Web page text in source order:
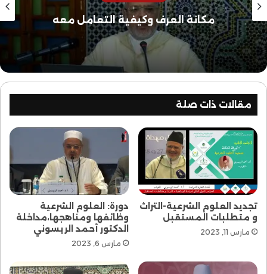
مكانة العرف وكيفية التعامل معه
مقالات ذات صلة
تجديد العلوم الشرعية-التراث
و متطلبات المستقبل
مارس 11, 2023
دورة: العلوم الشرعية
وظائفها ومناهجها،مداخلة
الدكتور أحمد الريسوني
مارس 6, 2023